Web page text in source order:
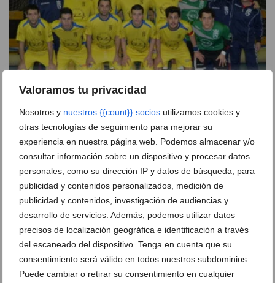
Valoramos tu privacidad
Nosotros y nuestros {{count}} socios utilizamos cookies y
otras tecnologías de seguimiento para mejorar su
experiencia en nuestra página web. Podemos almacenar y/o
consultar información sobre un dispositivo y procesar datos
personales, como su dirección IP y datos de búsqueda, para
publicidad y contenidos personalizados, medición de
publicidad y contenidos, investigación de audiencias y
desarrollo de servicios. Además, podemos utilizar datos
precisos de localización geográfica e identificación a través
del escaneado del dispositivo. Tenga en cuenta que su
consentimiento será válido en todos nuestros subdominios.
Puede cambiar o retirar su consentimiento en cualquier
Xaloc Alacant venció al Auto Dénia Motors por 5 a 3
proclamándose campeón de liga
14 de mayo de 2014